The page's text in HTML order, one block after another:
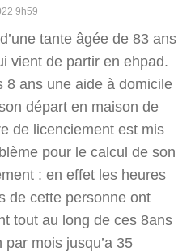
9h59
tante âgée de 83 ans
vient de partir en ehpad.
8 ans une aide à domicile
départ en maison de
de licenciement est mis
pour le calcul de son
: en effet les heures
de cette personne ont
tout au long de ces 8ans
mois jusqu’a 35